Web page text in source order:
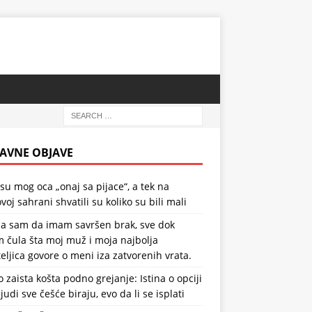
OBJAVE
mog oca „onaj sa pijace“, a tek na
sahrani shvatili su koliko su bili mali
sam da imam savršen brak, sve dok
čula šta moj muž i moja najbolja
govore o meni iza zatvorenih vrata.
zaista košta podno grejanje: Istina o opciji
sve češće biraju, evo da li se isplati